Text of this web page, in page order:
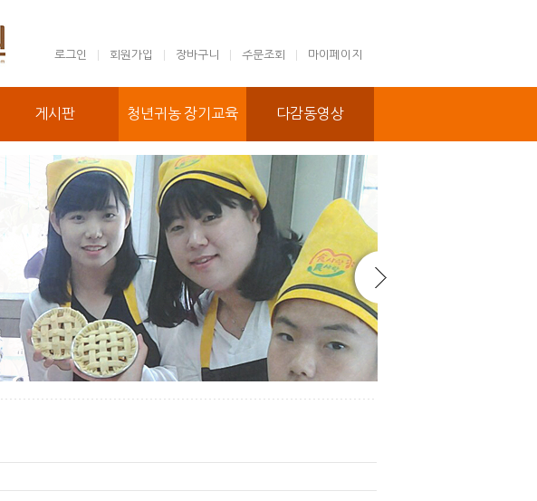
로그인 회원가입 장바구니 주문조회 마이페이지
게시판 청년귀농 장기교육 다감동영상